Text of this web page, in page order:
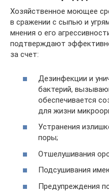
Хозяйственное моющее
в сражении с сыпью и
мнения о его
подтверждают
за счет:
Дезинфекции и
бактерий,
обеспечивается
для жизни
Устранения
поры;
Отшелушивания
Подсушивания
Предупреждения